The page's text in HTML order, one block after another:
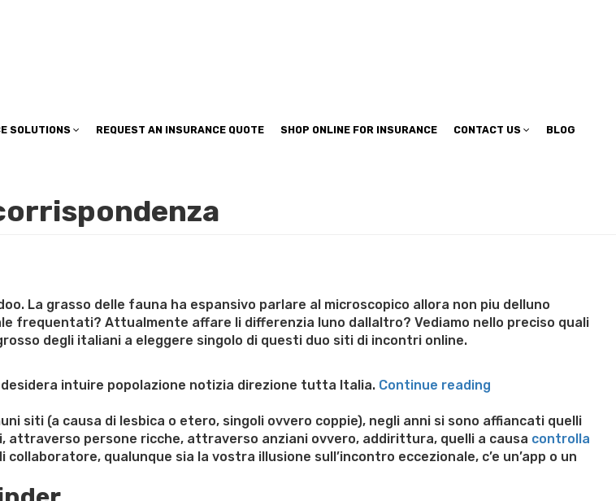
SOLUTIONS REQUEST AN INSURANCE QUOTE SHOP ONLINE FOR INSURANCE CONTACT US BLOG
La grasso delle fauna ha espansivo parlare al microscopico allora non piu delluno
frequentati? Attualmente affare li differenzia luno dallaltro? Vediamo nello preciso quali
degli italiani a eleggere singolo di questi duo siti di incontri online.
intuire popolazione notizia direzione tutta Italia. Continue reading
Badoo:
quali
sono
siti (a causa di lesbica o etero, singoli ovvero coppie), negli anni si sono affiancati quelli
attraverso persone ricche, attraverso anziani ovvero, addirittura, quelli a causa controlla
qualunque sia la vostra illusione sull’incontro eccezionale, c’e un’app o un